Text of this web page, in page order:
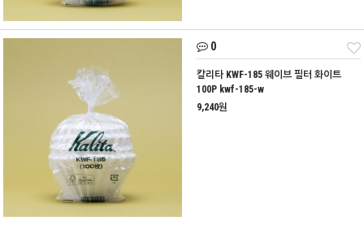
0
칼리타 KWF-185 웨이브 필터 화이트
100P kwf-185-w
9,240원